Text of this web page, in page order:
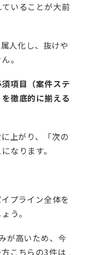
いることが大前
人化し、抜けや
。
項目（案件ステ
徹底的に揃える
上がり、「次の
なります。
プライン全体を
う。
が高いため、今
こちらの3件は